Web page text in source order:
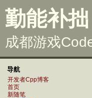
勤能补
成都游戏
导航
开发者Cpp博客
首页
新随笔